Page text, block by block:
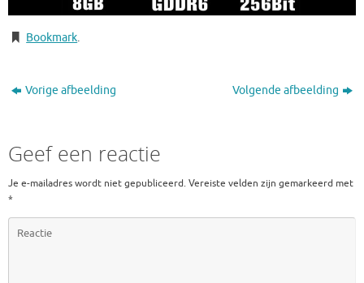
Bookmark.
Vorige afbeelding Volgende afbeelding
Geef een reactie
Je e-mailadres wordt niet gepubliceerd. Vereiste velden zijn gemarkeerd met
*